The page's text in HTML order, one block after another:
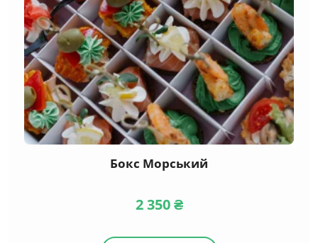
Бокс Морський
2 350₴